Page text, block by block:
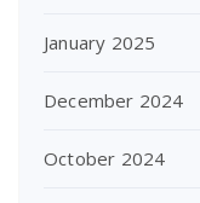
January 2025
December 2024
October 2024